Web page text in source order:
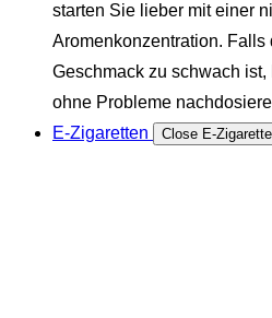
starten Sie lieber mit einer
Aromenkonzentration. Falls
Geschmack zu schwach
ohne Probleme
E-Zigaretten
Close E-